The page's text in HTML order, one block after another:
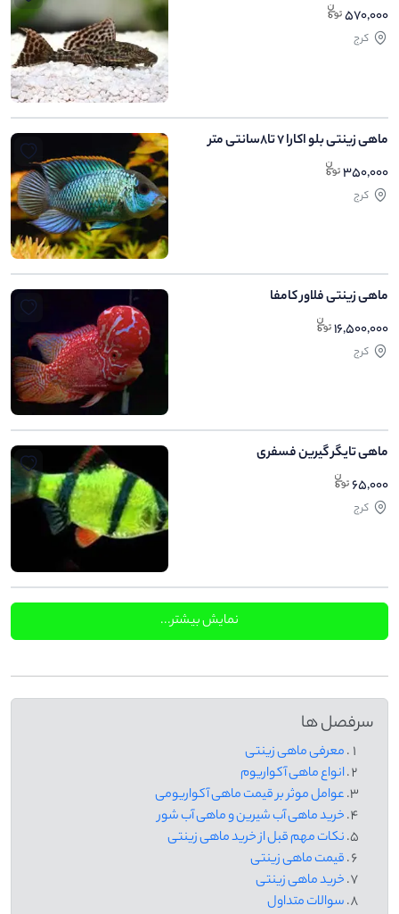
570,000
کرج
ماهی زینتی بلو اکارا 7 تا8سانتی متر
350,000
کرج
ماهی زینتی فلاور کامفا
16,500,000
کرج
ماهی تایگر گیرین فسفری
65,000
کرج
نمایش بیشتر...
سرفصل ها
معرفی ماهی زینتی
انواع ماهی آکواریوم
عوامل موثر بر قیمت ماهی آکواریومی
خرید ماهی آب شیرین و ماهی آب شور
نکات مهم قبل از خرید ماهی زینتی
قیمت ماهی زینتی
خرید ماهی زینتی
سوالات متداول